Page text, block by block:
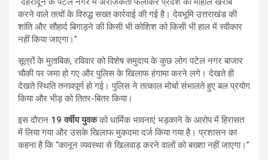
करने वाले तत्वों के विरुद्ध सख्त कार्रवाई की गई है। देवभूमि उत्तराखंड की
शांति और सौहार्द बिगाड़ने की किसी भी कोशिश को किसी भी हाल में स्वीकार
नहीं किया जाएगा।”
सूत्रों के मुताबिक, रविवार को विशेष समुदाय के कुछ लोग पटेल नगर बाजार
चौकी पर जमा हो गए और पुलिस के खिलाफ हंगामा करने लगे। देखते ही
देखते स्थिति तनावपूर्ण हो गई। पुलिस ने तत्काल मोर्चा संभालते हुए बल प्रयोग
किया और भीड़ को तितर-बितर किया।
इस दौरान 19 वर्षीय युवकको धार्मिक भावनाएं भड़काने के आरोप में हिरासत
में लिया गया और उसके खिलाफ मुकदमा दर्ज किया गया है। प्रशासन का
कहना है कि “कानून व्यवस्था से खिलवाड़ करने वालों को बख्शा नहीं जाएगा।”